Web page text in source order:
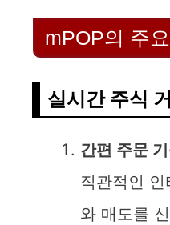
mPOP의 주
실시간 주식
간편 주문
직관적인
와 매도를